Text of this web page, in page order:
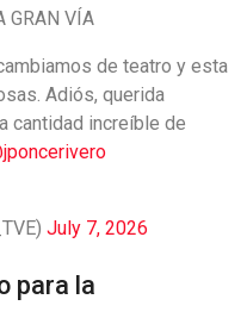
GRAN VÍA
de teatro y esta
Adiós, querida
cantidad increíble de
July 7, 2026
para la